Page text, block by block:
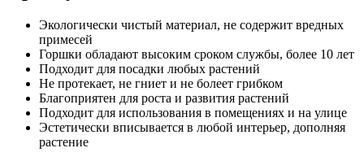
Экологически чистый материал, не содержит вредных
примесей
Горшки обладают высоким сроком службы, более 10 лет
Подходит для посадки любых растений
Не протекает, не гниет и не болеет грибком
Благоприятен для роста и развития растений
Подходит для использования в помещениях и на улице
Эстетически вписывается в любой интерьер, дополняя
растение